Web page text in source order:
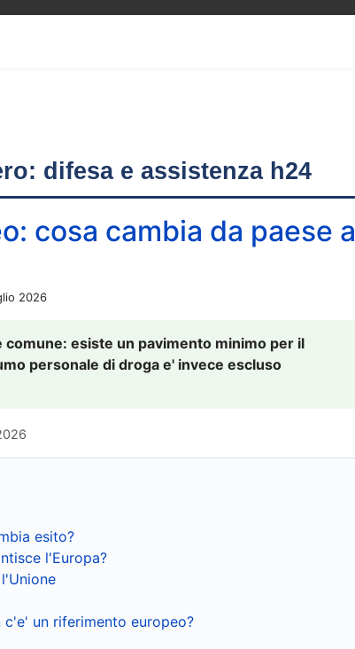
difesa e assistenza h24
cosa cambia da paese a
2026
comune: esiste un pavimento minimo per il
personale di droga e' invece escluso
esito?
l'Europa?
c'e' un riferimento europeo?